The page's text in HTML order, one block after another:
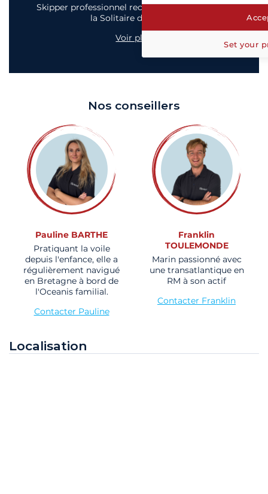
Skipper professionnel reconnu et vainqueur de
la Solitaire du Figaro
Voir plus
Nos conseillers
Pauline BARTHE
Pratiquant la voile
depuis l'enfance, elle a
régulièrement navigué
en Bretagne à bord de
l'Oceanis familial.
Contacter Pauline
Franklin
TOULEMONDE
Marin passionné avec
une transatlantique en
RM à son actif
Contacter Franklin
Localisation
Set your